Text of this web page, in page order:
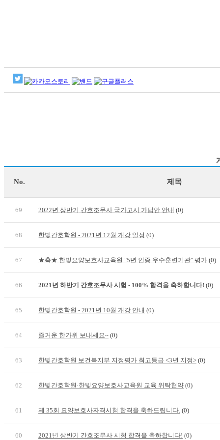
No. 제목
69 2022년 상반기 간호조무사 국가고시 가답안 안내 (0)
68 한빛간호학원 - 2021년 12월 개강 일정 (0)
67 ★축★ 한빛요양보호사교육원 "5년 인증 우수훈련기관" 평가 (0)
66 2021년 하반기 간호조무사 시험 - 100% 합격을 축하합니다! (0)
65 한빛간호학원 - 2021년 10월 개강 안내 (0)
64 즐거운 한가위 보내세요~ (0)
63 한빛간호학원 보건복지부 지정평가 최고등급 <3년 지정> (0)
62 한빛간호학원·한빛요양보호사교육원 교육 위탁협약 (0)
61 제 35회 요양보호사자격시험 합격을 축하드립니다. (0)
60 2021년 상반기 간호조무사 시험 합격을 축하합니다! (0)